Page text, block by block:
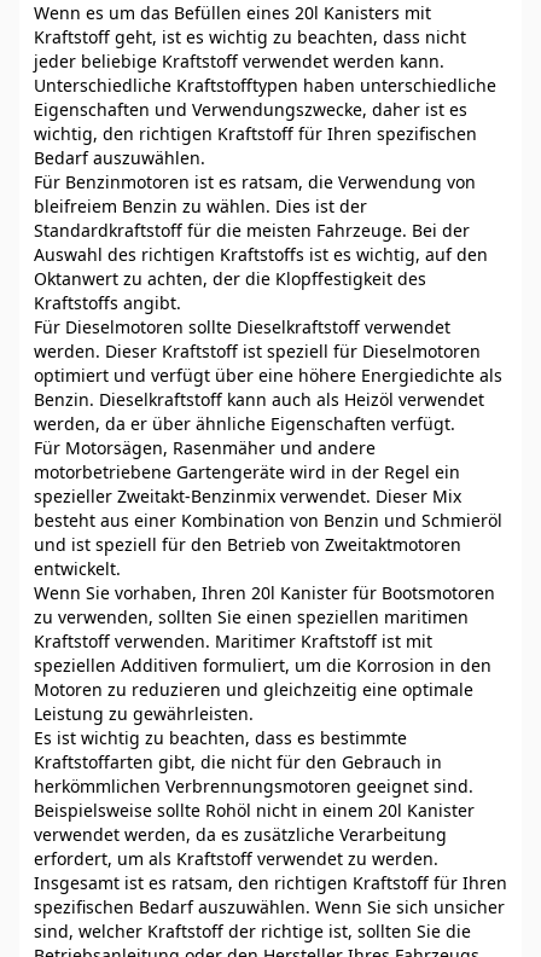
Wenn es um das Befüllen eines 20l Kanisters mit
Kraftstoff geht, ist es wichtig zu beachten, dass nicht
jeder beliebige Kraftstoff verwendet werden kann.
Unterschiedliche Kraftstofftypen haben unterschiedliche
Eigenschaften und Verwendungszwecke, daher ist es
wichtig, den richtigen Kraftstoff für Ihren spezifischen
Bedarf auszuwählen.
Für Benzinmotoren ist es ratsam, die Verwendung von
bleifreiem Benzin zu wählen. Dies ist der
Standardkraftstoff für die meisten Fahrzeuge. Bei der
Auswahl des richtigen Kraftstoffs ist es wichtig, auf den
Oktanwert zu achten, der die Klopffestigkeit des
Kraftstoffs angibt.
Für Dieselmotoren sollte Dieselkraftstoff verwendet
werden. Dieser Kraftstoff ist speziell für Dieselmotoren
optimiert und verfügt über eine höhere Energiedichte als
Benzin. Dieselkraftstoff kann auch als Heizöl verwendet
werden, da er über ähnliche Eigenschaften verfügt.
Für Motorsägen, Rasenmäher und andere
motorbetriebene Gartengeräte wird in der Regel ein
spezieller Zweitakt-Benzinmix verwendet. Dieser Mix
besteht aus einer Kombination von Benzin und Schmieröl
und ist speziell für den Betrieb von Zweitaktmotoren
entwickelt.
Wenn Sie vorhaben, Ihren 20l Kanister für Bootsmotoren
zu verwenden, sollten Sie einen speziellen maritimen
Kraftstoff verwenden. Maritimer Kraftstoff ist mit
speziellen Additiven formuliert, um die Korrosion in den
Motoren zu reduzieren und gleichzeitig eine optimale
Leistung zu gewährleisten.
Es ist wichtig zu beachten, dass es bestimmte
Kraftstoffarten gibt, die nicht für den Gebrauch in
herkömmlichen Verbrennungsmotoren geeignet sind.
Beispielsweise sollte Rohöl nicht in einem 20l Kanister
verwendet werden, da es zusätzliche Verarbeitung
erfordert, um als Kraftstoff verwendet zu werden.
Insgesamt ist es ratsam, den richtigen Kraftstoff für Ihren
spezifischen Bedarf auszuwählen. Wenn Sie sich unsicher
sind, welcher Kraftstoff der richtige ist, sollten Sie die